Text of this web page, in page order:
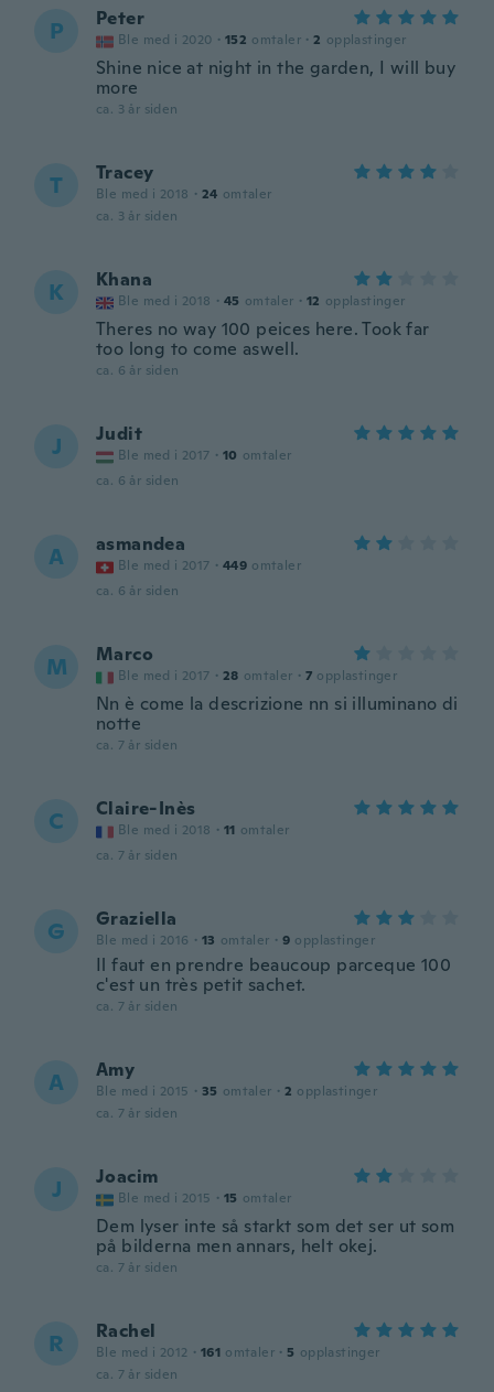
P Peter
Ble med i 2020 · 152 omtaler · 2 opplastinger
Shine nice at night in the garden, I will buy
more
ca. 3 år siden
T Tracey
Ble med i 2018 · 24 omtaler
ca. 3 år siden
K Khana
Ble med i 2018 · 45 omtaler · 12 opplastinger
Theres no way 100 peices here. Took far
too long to come aswell.
ca. 6 år siden
J Judit
Ble med i 2017 · 10 omtaler
ca. 6 år siden
A asmandea
Ble med i 2017 · 449 omtaler
ca. 6 år siden
M Marco
Ble med i 2017 · 28 omtaler · 7 opplastinger
Nn è come la descrizione nn si illuminano di
notte
ca. 7 år siden
C Claire-Inès
Ble med i 2018 · 11 omtaler
ca. 7 år siden
G Graziella
Ble med i 2016 · 13 omtaler · 9 opplastinger
Il faut en prendre beaucoup parceque 100
c'est un très petit sachet.
ca. 7 år siden
A Amy
Ble med i 2015 · 35 omtaler · 2 opplastinger
ca. 7 år siden
J Joacim
Ble med i 2015 · 15 omtaler
Dem lyser inte så starkt som det ser ut som
på bilderna men annars, helt okej.
ca. 7 år siden
R Rachel
Ble med i 2012 · 161 omtaler · 5 opplastinger
ca. 7 år siden